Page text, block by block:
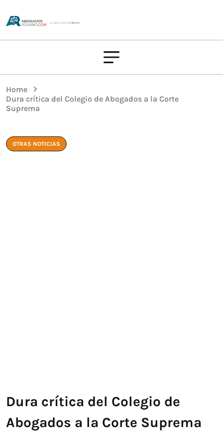
Home
Dura crítica del Colegio de Abogados a la Corte
Suprema
OTRAS NOTICIAS
Dura crítica del Colegio de
Abogados a la Corte Suprema